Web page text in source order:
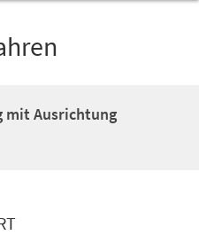
mit Ausrichtung